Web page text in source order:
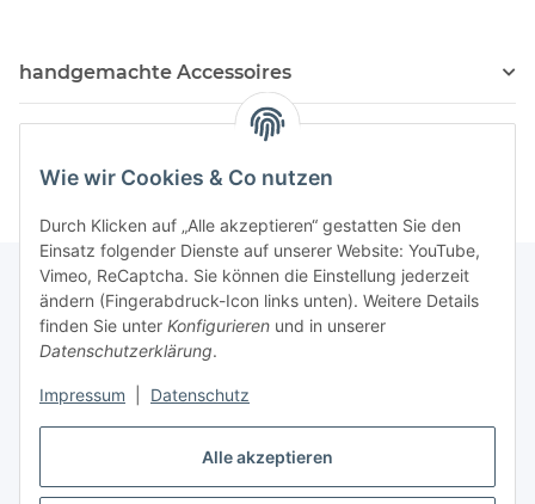
Alle akzeptieren
Wie wir Cookies & Co nutzen
Durch Klicken auf „Alle akzeptieren“ gestatten Sie den
Einsatz folgender Dienste auf unserer Website: YouTube,
Vimeo, ReCaptcha. Sie können die Einstellung jederzeit
ändern (Fingerabdruck-Icon links unten). Weitere Details
finden Sie unter Konfigurieren und in unserer
Datenschutzerklärung.
Impressum Datenschutz
handgemachte Accessoires
Informationen